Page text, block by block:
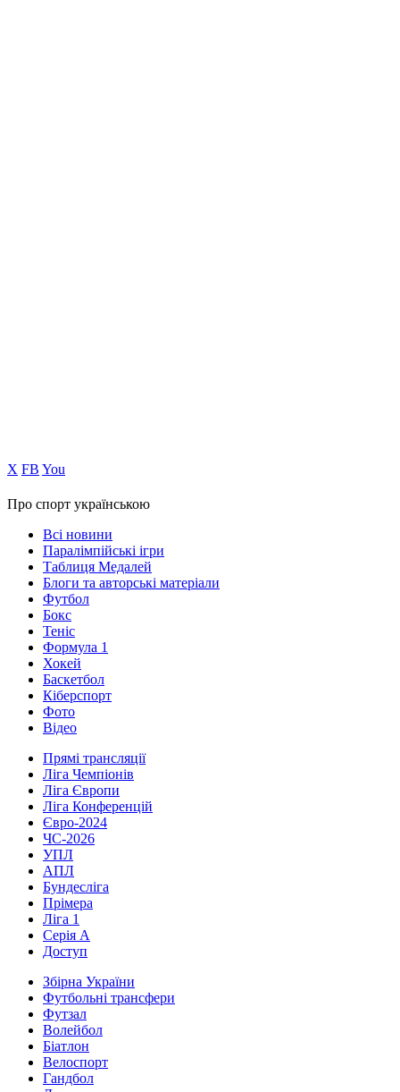
Х FB You
Про спорт українською
Всі новини
Паралімпійські ігри
Таблиця Медалей
Блоги та авторські матеріали
Футбол
Бокс
Теніс
Формула 1
Хокей
Баскетбол
Кіберспорт
Фото
Відео
Прямі трансляції
Ліга Чемпіонів
Ліга Європи
Ліга Конференцій
Євро-2024
ЧС-2026
УПЛ
АПЛ
Бундесліга
Прімера
Ліга 1
Серія А
Доступ
Збірна України
Футбольні трансфери
Футзал
Волейбол
Біатлон
Велоспорт
Гандбол